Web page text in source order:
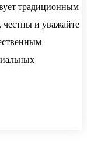
традиционным
честны и уважайте